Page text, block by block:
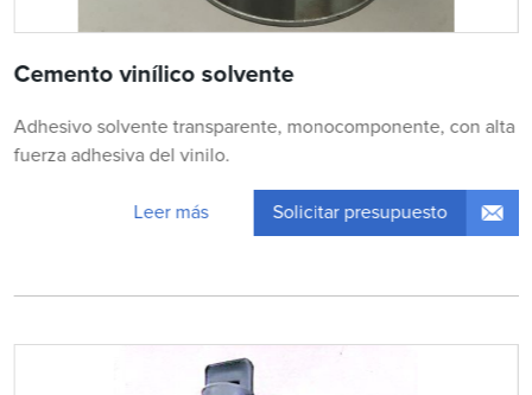
Cemento vinílico solvente
Adhesivo solvente transparente, monocomponente, con alta
fuerza adhesiva del vinilo.
Leer más Solicitar presupuesto